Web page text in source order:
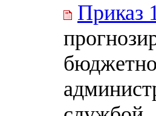
Приказ